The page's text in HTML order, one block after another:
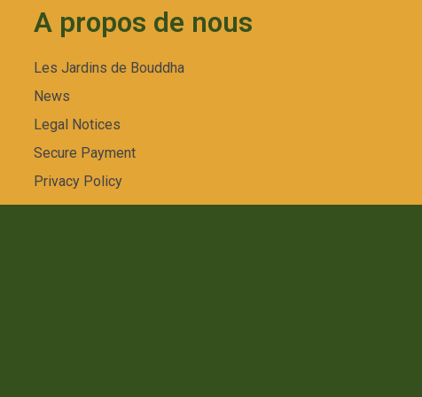
A propos de nous
Les Jardins de Bouddha
News
Legal Notices
Secure Payment
Privacy Policy